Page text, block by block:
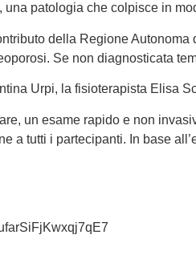
patologia che colpisce in
della Regione
Se non diagnosticata
Urpi, la fisioterapista Elisa
un esame rapido e non
a tutti i partecipanti. In base